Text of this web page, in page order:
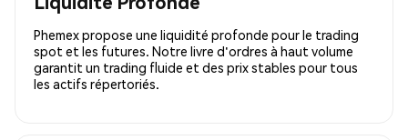
Phemex propose une liquidité profonde pour le trading
spot et les futures. Notre livre d'ordres à haut volume
garantit un trading fluide et des prix stables pour tous
les actifs répertoriés.